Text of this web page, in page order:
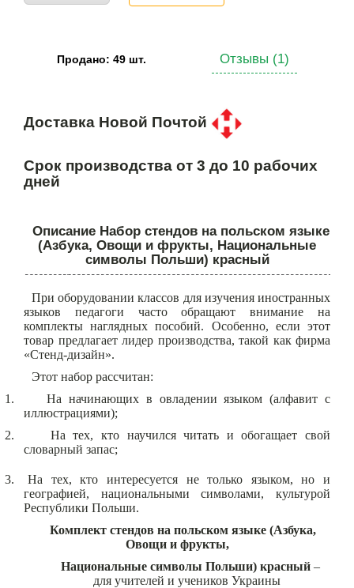
Продано: 49 шт. Отзывы (1)
Доставка Новой Почтой
Срок производства от 3 до 10 рабочих
дней
Описание Набор стендов на польском языке
(Азбука, Овощи и фрукты, Национальные
символы Польши) красный
При оборудовании классов для изучения иностранных
языков педагоги часто обращают внимание на
комплекты наглядных пособий. Особенно, если этот
товар предлагает лидер производства, такой как фирма
«Стенд-дизайн».
Этот набор рассчитан:
1.
На начинающих в овладении языком (алфавит с
иллюстрациями);
2.
На тех, кто научился читать и обогащает свой
словарный запас;
3.
На тех, кто интересуется не только языком, но и
географией, национальными символами, культурой
Республики Польши.
Комплект стендов на польском языке (Азбука,
Овощи и фрукты,
Национальные символы Польши) красный –
для учителей и учеников Украины